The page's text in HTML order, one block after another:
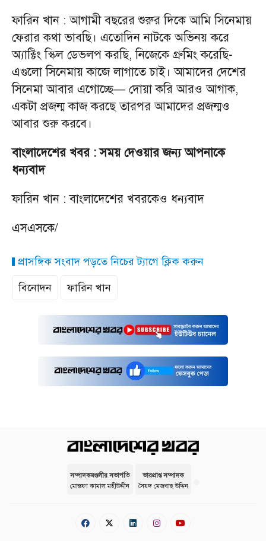
ফারিন খান : আগামী বছরের শুরুর দিকে আমি সিনেমায়
ফেরার কথা ভাবছি। এতোদিন নাটকে অভিনয় করে
অ্যাক্টিং স্কিল ডেভলপ করছি, নিজেকে গ্রুমিং করেছি-
এগুলো সিনেমায় কাজে লাগাতে চাই। আমাদের দেশের
সিনেমা আবার এগোচ্ছে— দোয়া করি আরও আগাক,
একটা প্রজন্ম কাজ করছে তারপর আমাদের প্রজন্মও
আবার শুরু করবে।
বাংলাদেশের খবর : সময় দেওয়ার জন্য আপনাকে
ধন্যবাদ
ফারিন খান : বাংলাদেশের খবরকেও ধন্যবাদ
এসএসকে/
প্রাসঙ্গিক সংবাদ পড়তে নিচের ট্যাগে ক্লিক করুন
বিনোদন
ফারিন খান
সম্পাদকমণ্ডলীর সভাপতি
মোস্তফা কামাল মহীউদ্দীন
ভারপ্রাপ্ত সম্পাদক
সৈয়দ মেজবাহ উদ্দিন